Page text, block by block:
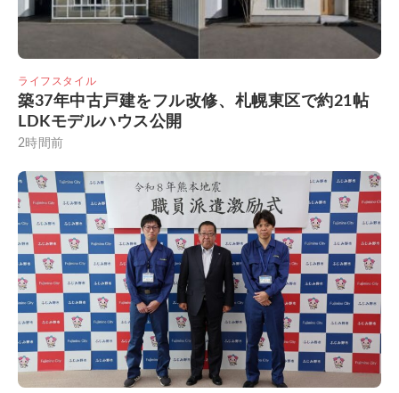
ライフスタイル
築37年中古戸建をフル改修、札幌東区で約21帖
LDKモデルハウス公開
2時間前